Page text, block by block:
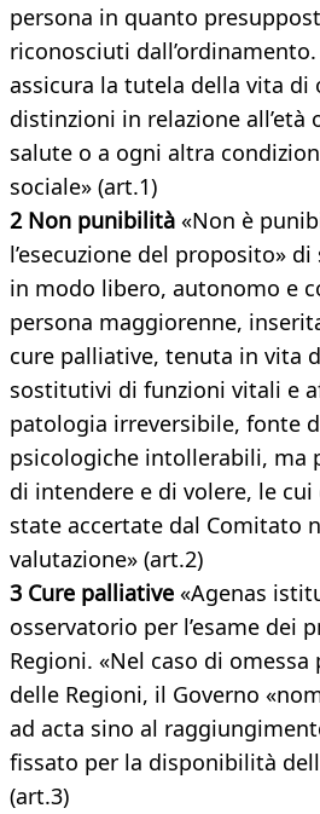
persona in quanto
riconosciuti
assicura la tutela della vita di
distinzioni in relazione all’età
salute o a ogni altra
sociale» (art.1)
2 Non punibilità «Non è
l’esecuzione del proposito»
in modo libero, autonomo e
persona maggiorenne,
cure palliative, tenuta in vita
sostitutivi di funzioni vitali e
patologia irreversibile, fonte
psicologiche intollerabili, ma
di intendere e di volere, le
state accertate dal Comitato
valutazione» (art.2)
3 Cure palliative «Agenas
osservatorio per l’esame dei
Regioni. «Nel caso di omessa
delle Regioni, il Governo
ad acta sino al
fissato per la disponibilità
(art.3)